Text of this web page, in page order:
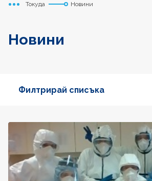
Начало
Токуда Новини
Новини
Филтрирай списъка